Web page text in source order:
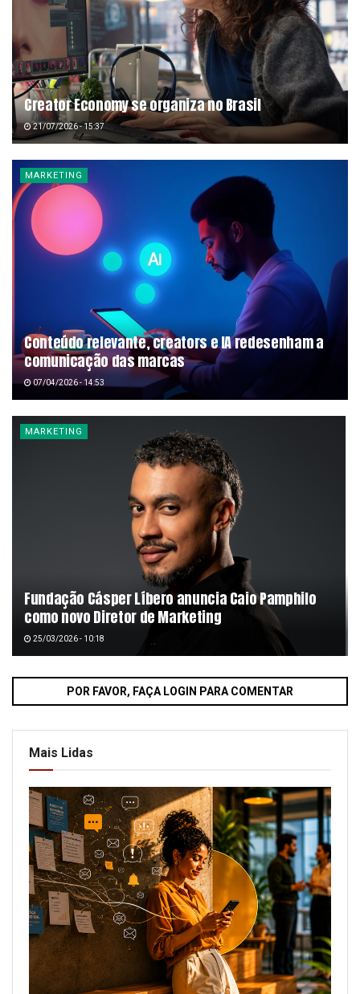
Creator Economy se organiza no Brasil
21/07/2026 - 15:37
MARKETING
Conteúdo relevante, creators e IA redesenham a
comunicação das marcas
07/04/2026 - 14:53
MARKETING
Fundação Cásper Líbero anuncia Caio Pamphilo
como novo Diretor de Marketing
25/03/2026 - 10:18
POR FAVOR, FAÇA LOGIN PARA COMENTAR
Mais Lidas